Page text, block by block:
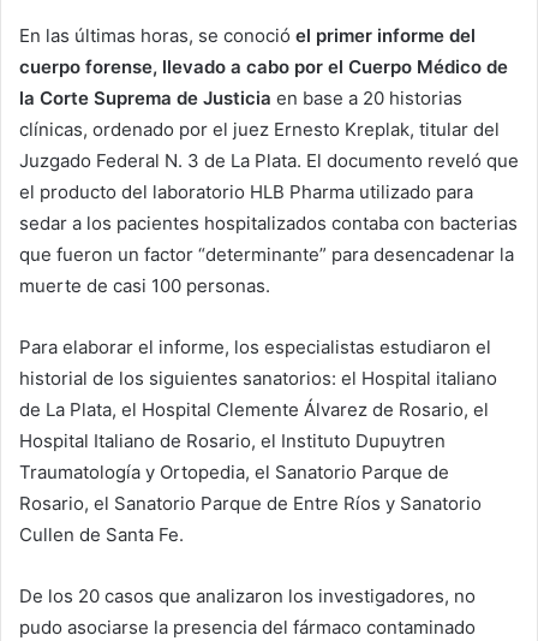
En las últimas horas, se conoció el primer informe del
cuerpo forense, llevado a cabo por el Cuerpo Médico de
la Corte Suprema de Justicia en base a 20 historias
clínicas, ordenado por el juez Ernesto Kreplak, titular del
Juzgado Federal N. 3 de La Plata. El documento reveló que
el producto del laboratorio HLB Pharma utilizado para
sedar a los pacientes hospitalizados contaba con bacterias
que fueron un factor “determinante” para desencadenar la
muerte de casi 100 personas.
Para elaborar el informe, los especialistas estudiaron el
historial de los siguientes sanatorios: el Hospital italiano
de La Plata, el Hospital Clemente Álvarez de Rosario, el
Hospital Italiano de Rosario, el Instituto Dupuytren
Traumatología y Ortopedia, el Sanatorio Parque de
Rosario, el Sanatorio Parque de Entre Ríos y Sanatorio
Cullen de Santa Fe.
De los 20 casos que analizaron los investigadores, no
pudo asociarse la presencia del fármaco contaminado